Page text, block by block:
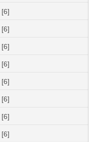
[6]
[6]
[6]
[6]
[6]
[6]
[6]
[6]